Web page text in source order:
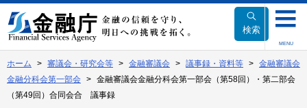
文
へ
動
検索
MENU
ホーム 審議会・研究会等 金融審議会 議事録・資料等
金融審議会
金融分科会第一部会
金融審議会金融分科会第一部会（第58回）・第二部会
（第49回）合同会合 議事録